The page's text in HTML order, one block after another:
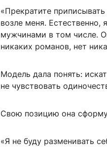
«Прекратите
возле меня.
мужчинами в том числе.
никаких романов, нет
Модель дала понять:
не чувствовать
Свою позицию она
«Я не буду разменивать